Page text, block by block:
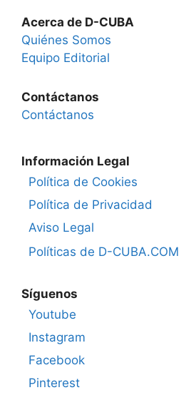
Acerca de D-CUBA
Quiénes Somos
Equipo Editorial
Contáctanos
Contáctanos
Información Legal
Política de Cookies
Política de Privacidad
Aviso Legal
Políticas de D-CUBA.COM
Síguenos
Youtube
Instagram
Facebook
Pinterest